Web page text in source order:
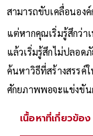
สามารถขับเคลื่อนอง
แต่หากคุณเริ่มรู้สึกว่า
แล้วเริ่มรู้สึกไม่ปลอด
ค้นหาวิธีที่สร้างสรรค์
ศักยภาพพอจะแข่งขั
เนื้อหาที่เกี่ยวข้อง